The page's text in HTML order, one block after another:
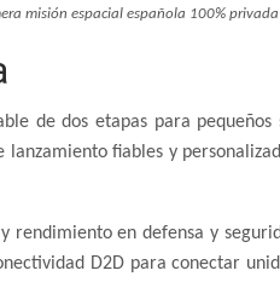
misión espacial española 100%
de dos etapas para
lanzamiento fiables y
rendimiento en defensa y
D2D para conectar